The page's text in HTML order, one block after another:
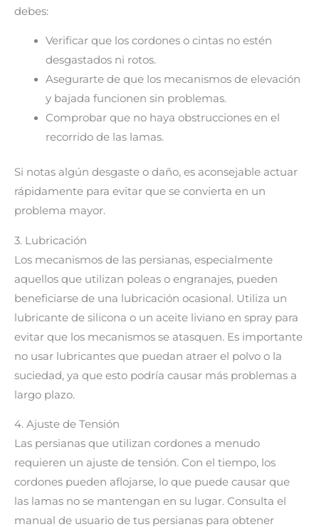
debes:
Verificar que los cordones o cintas no estén
desgastados ni rotos.
Asegurarte de que los mecanismos de elevación
y bajada funcionen sin problemas.
Comprobar que no haya obstrucciones en el
recorrido de las lamas.
Si notas algún desgaste o daño, es aconsejable actuar
rápidamente para evitar que se convierta en un
problema mayor.
3. Lubricación
Los mecanismos de las persianas, especialmente
aquellos que utilizan poleas o engranajes, pueden
beneficiarse de una lubricación ocasional. Utiliza un
lubricante de silicona o un aceite liviano en spray para
evitar que los mecanismos se atasquen. Es importante
no usar lubricantes que puedan atraer el polvo o la
suciedad, ya que esto podría causar más problemas a
largo plazo.
4. Ajuste de Tensión
Las persianas que utilizan cordones a menudo
requieren un ajuste de tensión. Con el tiempo, los
cordones pueden aflojarse, lo que puede causar que
las lamas no se mantengan en su lugar. Consulta el
manual de usuario de tus persianas para obtener